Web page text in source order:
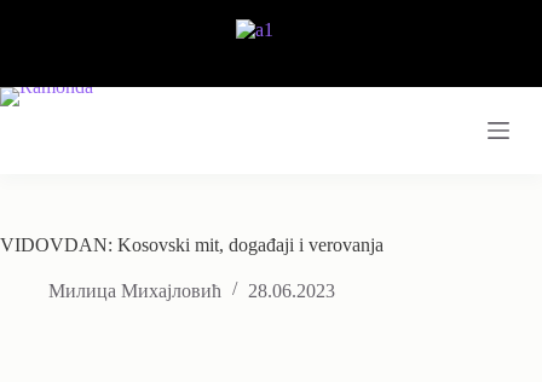
VIDOVDAN: Kosovski mit, događaji i verovanja
Милица Михајловић 28.06.2023